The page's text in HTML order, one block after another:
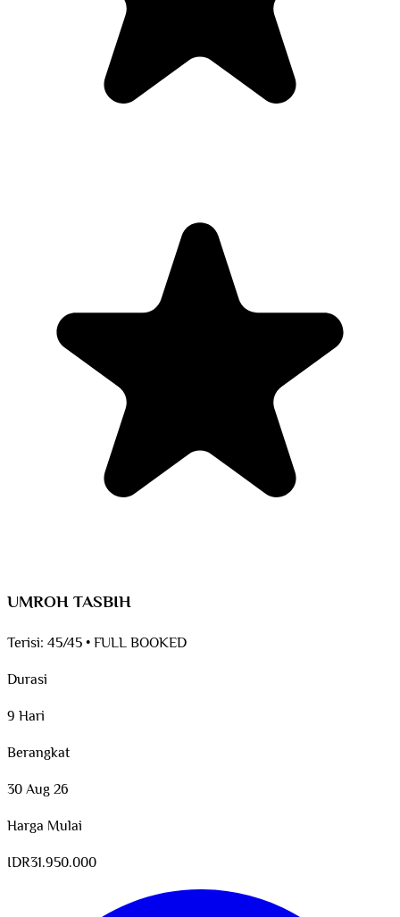
UMROH TASBIH
Terisi: 45/45•FULL BOOKED
Durasi
9 Hari
Berangkat
30 Aug 26
Harga Mulai
IDR31.950.000